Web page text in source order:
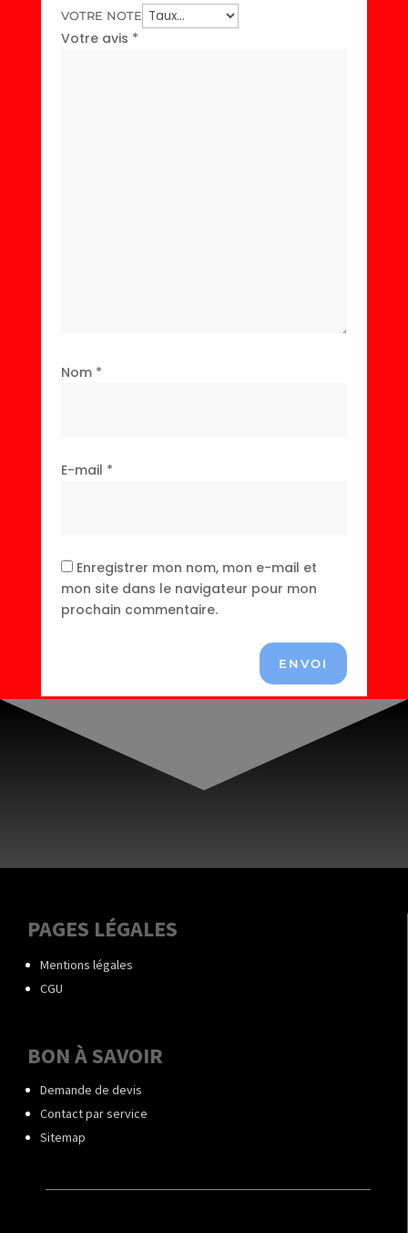
VOTRE NOTE
Votre avis *
Nom *
E-mail *
Enregistrer mon nom, mon e-mail et
mon site dans le navigateur pour mon
prochain commentaire.
ENVOI
PAGES LÉGALES
Mentions légales
CGU
BON À SAVOIR
Demande de devis
Contact par service
Sitemap